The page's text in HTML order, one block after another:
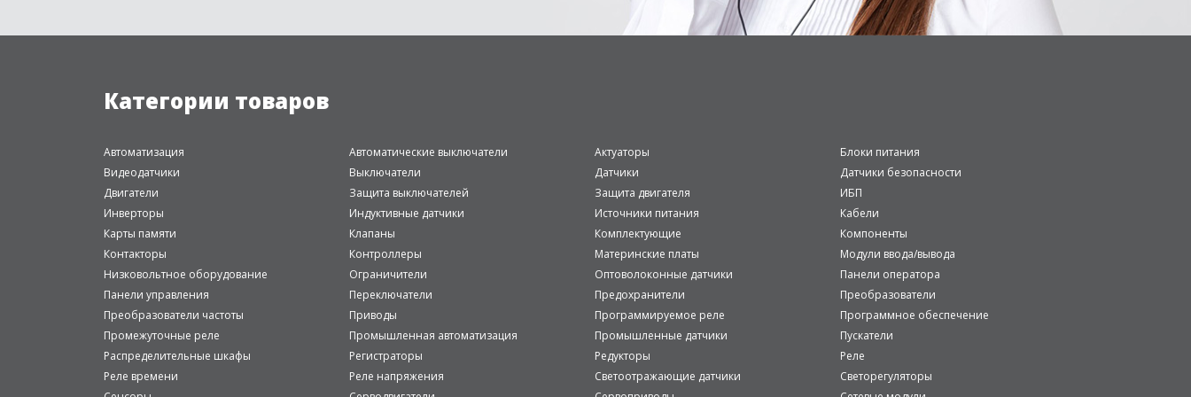
Категории товаров
Автоматизация Автоматические выключатели Актуаторы
Блоки питания
Видеодатчики
Выключатели Датчики
Датчики безопасности
Двигатели
Защита выключателей Защита двигателя
ИБП
Инверторы
Индуктивные датчики Источники питания
Кабели
Карты памяти
Клапаны Комплектующие
Компоненты
Контакторы
Контроллеры Материнские платы
Модули ввода/вывода
Низковольтное оборудование
Ограничители Оптоволоконные датчики
Панели оператора
Панели управления
Переключатели Предохранители
Преобразователи
Преобразователи частоты
Приводы Программируемое реле
Программное обеспечение
Промежуточные реле
Промышленная автоматизация Промышленные датчики
Пускатели
Распределительные шкафы
Регистраторы Редукторы
Реле
Реле времени
Реле напряжения Светоотражающие датчики
Светорегуляторы